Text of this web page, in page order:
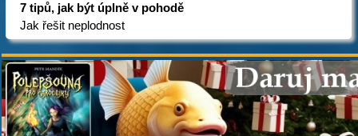
7 tipů, jak být úplně v pohodě
Jak řešit neplodnost